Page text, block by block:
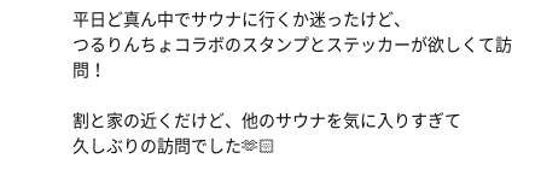
平日ど真ん中でサウナに行くか迷ったけど、
つるりんちょコラボのスタンプとステッカーが欲しくて訪
問！
割と家の近くだけど、他のサウナを気に入りすぎて
久しぶりの訪問でした🫶🏻